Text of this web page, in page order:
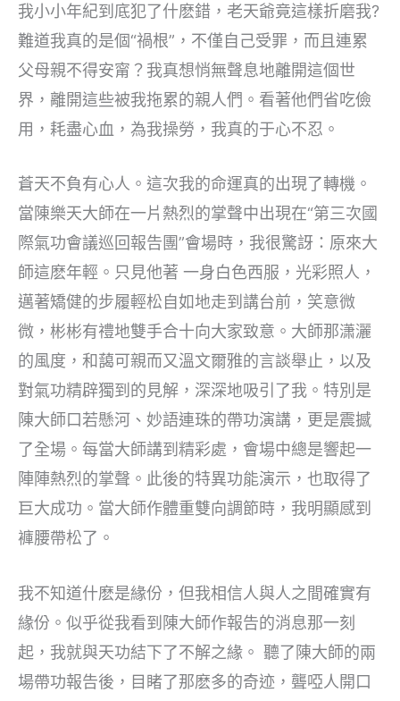
我小小年紀到底犯了什麽錯，老天爺竟這樣折磨我?
難道我真的是個“禍根”，不僅自己受罪，而且連累
父母親不得安甯？我真想悄無聲息地離開這個世
界，離開這些被我拖累的親人們。看著他們省吃儉
用，耗盡心血，為我操勞，我真的于心不忍。
蒼天不負有心人。這次我的命運真的出現了轉機。
當陳樂天大師在一片熱烈的掌聲中出現在“第三次國
際氣功會議巡回報告團”會場時，我很驚訝：原來大
師這麽年輕。只見他著 一身白色西服，光彩照人，
邁著矯健的步履輕松自如地走到講台前，笑意微
微，彬彬有禮地雙手合十向大家致意。大師那潇灑
的風度，和藹可親而又溫文爾雅的言談舉止，以及
對氣功精辟獨到的見解，深深地吸引了我。特別是
陳大師口若懸河、妙語連珠的帶功演講，更是震撼
了全場。每當大師講到精彩處，會場中總是響起一
陣陣熱烈的掌聲。此後的特異功能演示，也取得了
巨大成功。當大師作體重雙向調節時，我明顯感到
褲腰帶松了。
我不知道什麽是緣份，但我相信人與人之間確實有
緣份。似乎從我看到陳大師作報告的消息那一刻
起，我就與天功結下了不解之緣。 聽了陳大師的兩
場帶功報告後，目睹了那麽多的奇迹，聾啞人開口